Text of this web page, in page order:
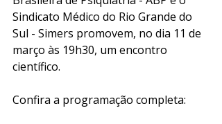
Sindicato Médico do Rio Grande do
Sul - Simers promovem, no dia 11 de
março às 19h30, um encontro
científico.
Confira a programação completa: